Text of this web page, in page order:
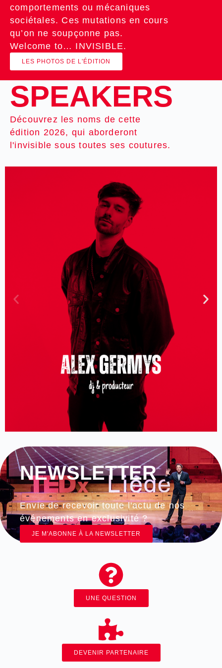
comportements ou mécaniques
sociétales. Ces mutations en cours
qu’on ne soupçonne pas.
Welcome to… INVISIBLE.
LES PHOTOS DE L'ÉDITION
SPEAKERS
Découvrez les noms de cette
édition 2026, qui aborderont
l'invisible sous toutes ses coutures.
NEWSLETTER
Envie de recevoir toute l'actu de nos
événements en exclusivité ?
JE M'ABONNE À LA NEWSLETTER
UNE QUESTION
DEVENIR PARTENAIRE